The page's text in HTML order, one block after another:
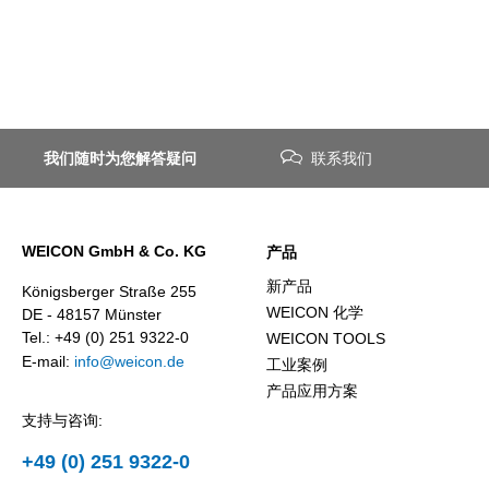
我们随时为您解答疑问 联系我们
WEICON GmbH & Co. KG
Königsberger Straße 255
DE - 48157 Münster
Tel.: +49 (0) 251 9322-0
E-mail: info@weicon.de
支持与咨询:
+49 (0) 251 9322-0
产品
新产品
WEICON 化学
WEICON TOOLS
工业案例
产品应用方案